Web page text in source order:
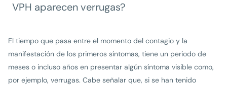
VPH aparecen verrugas?
El tiempo que pasa entre el momento del contagio y la
manifestación de los primeros síntomas, tiene un periodo de
meses o incluso años en presentar algún síntoma visible como,
por ejemplo, verrugas. Cabe señalar que, si se han tenido